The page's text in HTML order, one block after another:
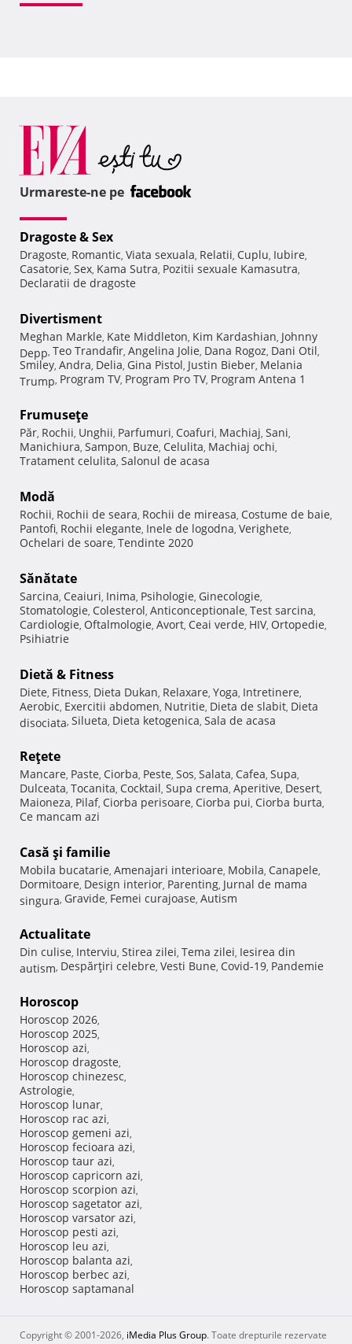
Urmareste-ne pe
Dragoste & Sex
Dragoste, Romantic, Viata sexuala, Relatii, Cuplu, Iubire,
Casatorie, Sex, Kama Sutra, Pozitii sexuale Kamasutra,
Declaratii de dragoste
Divertisment
Meghan Markle, Kate Middleton, Kim Kardashian, Johnny
Depp, Teo Trandafir, Angelina Jolie, Dana Rogoz, Dani Otil,
Smiley, Andra, Delia, Gina Pistol, Justin Bieber, Melania
Trump, Program TV, Program Pro TV, Program Antena 1
Frumuseţe
Păr, Rochii, Unghii, Parfumuri, Coafuri, Machiaj, Sani,
Manichiura, Sampon, Buze, Celulita, Machiaj ochi,
Tratament celulita, Salonul de acasa
Modă
Rochii, Rochii de seara, Rochii de mireasa, Costume de baie,
Pantofi, Rochii elegante, Inele de logodna, Verighete,
Ochelari de soare, Tendinte 2020
Sănătate
Sarcina, Ceaiuri, Inima, Psihologie, Ginecologie,
Stomatologie, Colesterol, Anticonceptionale, Test sarcina,
Cardiologie, Oftalmologie, Avort, Ceai verde, HIV, Ortopedie,
Psihiatrie
Dietă & Fitness
Diete, Fitness, Dieta Dukan, Relaxare, Yoga, Intretinere,
Aerobic, Exercitii abdomen, Nutritie, Dieta de slabit, Dieta
disociata, Silueta, Dieta ketogenica, Sala de acasa
Reţete
Mancare, Paste, Ciorba, Peste, Sos, Salata, Cafea, Supa,
Dulceata, Tocanita, Cocktail, Supa crema, Aperitive, Desert,
Maioneza, Pilaf, Ciorba perisoare, Ciorba pui, Ciorba burta,
Ce mancam azi
Casă şi familie
Mobila bucatarie, Amenajari interioare, Mobila, Canapele,
Dormitoare, Design interior, Parenting, Jurnal de mama
singura, Gravide, Femei curajoase, Autism
Actualitate
Din culise, Interviu, Stirea zilei, Tema zilei, Iesirea din
autism, Despărţiri celebre, Vesti Bune, Covid-19, Pandemie
Horoscop
Horoscop 2026,
Horoscop 2025,
Horoscop azi,
Horoscop dragoste,
Horoscop chinezesc,
Astrologie,
Horoscop lunar,
Horoscop rac azi,
Horoscop gemeni azi,
Horoscop fecioara azi,
Horoscop taur azi,
Horoscop capricorn azi,
Horoscop scorpion azi,
Horoscop sagetator azi,
Horoscop varsator azi,
Horoscop pesti azi,
Horoscop leu azi,
Horoscop balanta azi,
Horoscop berbec azi,
Horoscop saptamanal
Copyright © 2001-2026, iMedia Plus Group. Toate drepturile rezervate